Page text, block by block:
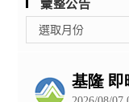
彙整公告
整
選取月份